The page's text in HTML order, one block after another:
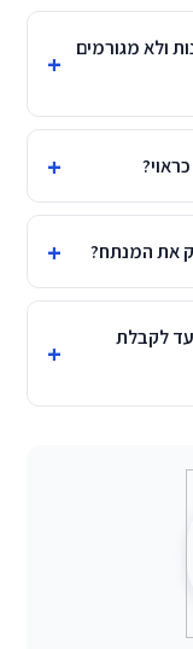
ולא מגורמים
את המנתח?
עד לקבלת